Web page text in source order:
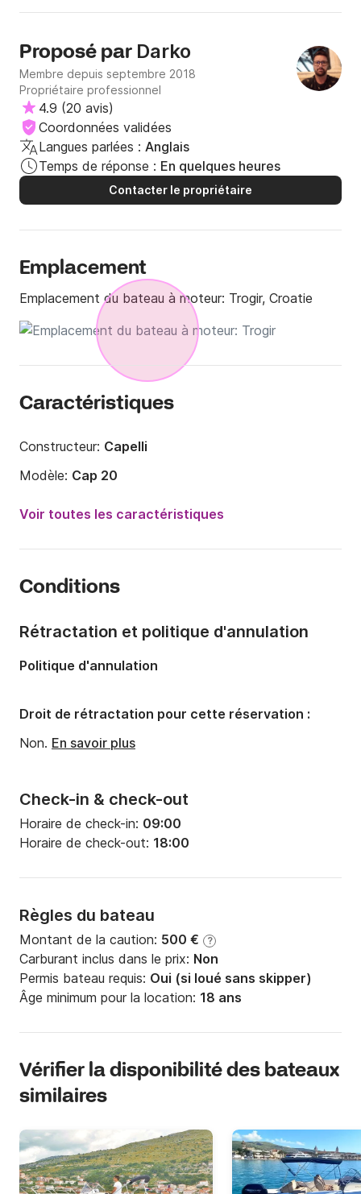
Proposé par Darko
Membre depuis septembre 2018
Propriétaire professionnel
4.9 (20 avis)
Coordonnées validées
Langues parlées : Anglais
Temps de réponse : En quelques heures
Contacter le propriétaire
Emplacement
Emplacement du bateau à moteur: Trogir, Croatie
Caractéristiques
Constructeur: Capelli
Modèle: Cap 20
Puissance moteur:
115cv
Capacité à bord:
Voir toutes les caractéristiques
Conditions
Check-in & check-out
Horaire de check-in: 09:00
Horaire de check-out: 18:00
Règles du bateau
Montant de la caution: 500 € ?
Carburant inclus dans le prix: Non
Permis bateau requis: Oui (si loué sans skipper)
Âge minimum pour la location: 18 ans
Rétractation et politique d'annulation
Politique d'annulation
Droit de rétractation pour cette réservation :
Non. En savoir plus
Vérifier la disponibilité des bateaux
similaires